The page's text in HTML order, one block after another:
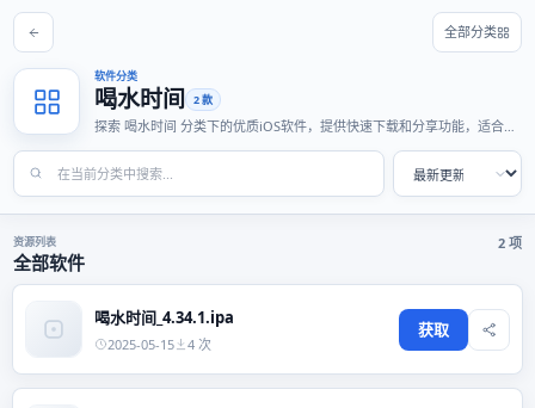
全部分类
软件分类
喝水时间 2 款
探索 喝水时间 分类下的优质iOS软件，提供快速下载和分享功能，适合各
资源列表
全部软件
2 项
喝水时间_4.34.1.ipa
2025-05-15 4 次
获取